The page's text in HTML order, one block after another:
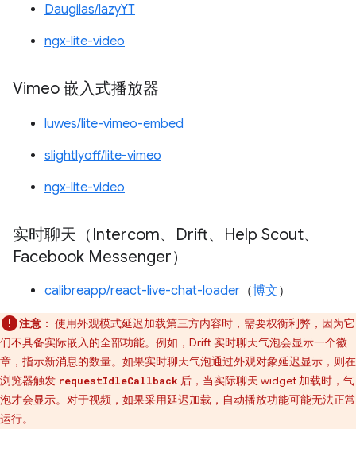
Daugilas/lazyYT
ngx-lite-video
Vimeo 嵌入式播放器
luwes/lite-vimeo-embed
slightlyoff/lite-vimeo
ngx-lite-video
实时聊天（Intercom、Drift、Help Scout、
Facebook Messenger）
calibreapp/react-live-chat-loader （博文）
注意 ： 使用外观模式延迟加载第三方内容时，需要权衡利弊，因为它
们不具备实际嵌入的全部功能。例如，Drift 实时聊天气泡会显示一个徽
章，指示新消息的数量。如果实时聊天气泡通过外观对象延迟显示，则在
浏览器触发 requestIdleCallback 后，当实际聊天 widget 加载时，气
泡才会显示。对于视频，如果采用延迟加载，自动播放功能可能无法正常
运行。